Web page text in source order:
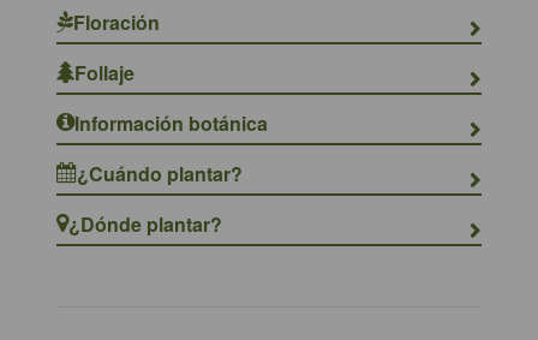
Floración
Follaje
Información botánica
¿Cuándo plantar?
¿Dónde plantar?